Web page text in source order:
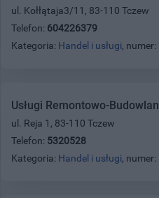
ul. Kołłątaja3/11, 83-110 Tczew
Telefon: 604226379
Kategoria: Handel i usługi, numer:
Usługi Remontowo-
ul. Reja 1, 83-110 Tczew
Telefon: 5320528
Kategoria: Handel i usługi, numer: